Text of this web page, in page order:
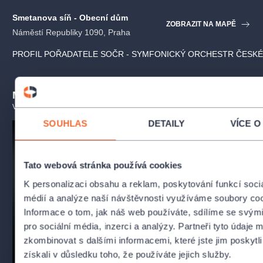
SOUHLAS DETAILY VÍCE
Tato webová stránka používá cookies
K personalizaci obsahu a reklam, poskytování funkcí
médií a analýze naší návštěvnosti využíváme soubory
Informace o tom, jak náš web používáte, sdílíme se
pro sociální média, inzerci a analýzy. Partneři tyto údaje
zkombinovat s dalšími informacemi, které jste jim
získali v důsledku toho, že používáte jejich služby.
Účinkující
Symfonický orchestr Českého rozhlasu
Federico Kasik
Dresden)
Marek Kozák– klavír
Petr Fiala– sbormistr
Koncert nastuduje dirigentRobert Jindra, který se dlouhodobě
věnuje operní i symfonické tvorbě a patří k výrazným
osobnostem české dirigentské scény. Jako sólisté
Beethovenova koncertu se představí houslista Federico Kasik
Smetanova síň - Obecní dům
Náměstí Republiky 1090, Praha
ZOBRAZIT NA MAPĚ
PROFIL POŘADATELE SOČR - SYMFONICKÝ ORCHESTR
Mohlo by se vám líbit
VŠECHNY TERMÍNY
R1 - Holstovy planety
SOČR - Symfonický orchestr Českého
rozhlasu
premiéra orchestr housle
S1 -
SOČR -
rozhlasu
koncert